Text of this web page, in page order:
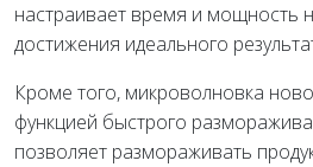
настраивает время и мощность
достижения идеального
Кроме того, микроволновка
функцией быстрого
позволяет размораживать